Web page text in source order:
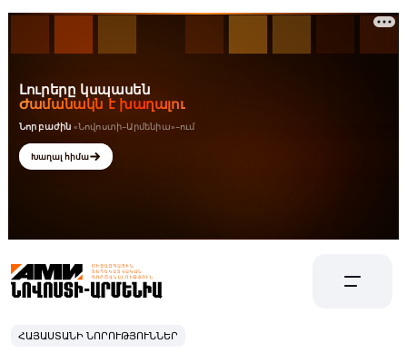
ՀԱՅԱՍՏԱՆԻ ՆՈՐՈՒԹՅՈՒՆՆԵՐ